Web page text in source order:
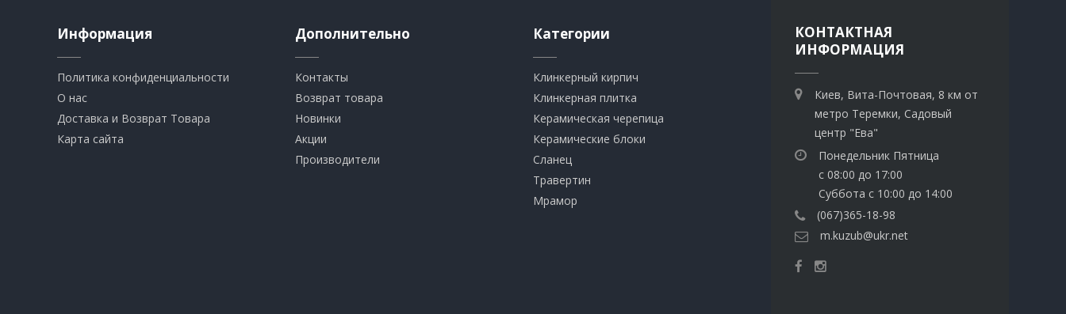
Информация
Политика конфиденциальности
О нас
Доставка и Возврат Товара
Карта сайта
Дополнительно
Контакты
Возврат товара
Новинки
Акции
Производители
Категории
Клинкерный кирпич​
​Клинкерная плитка
​Керамическая черепица
​Керамические блоки
​Сланец
Травертин​
​Мрамор
КОНТАКТНАЯ
ИНФОРМАЦИЯ
Киев, Вита-Почтовая, 8 км от
метро Теремки, Садовый
центр "Ева"
Понедельник Пятница
с 08:00 до 17:00
Суббота с 10:00 до 14:00
(067)365-18-98
m.kuzub@ukr.net